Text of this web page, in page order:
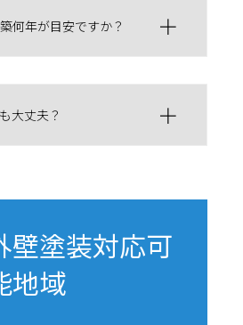
何年が目安ですか？
大丈夫？
壁塗装対応可
地域